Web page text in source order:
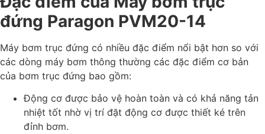
đứng Paragon PVM20-14
Máy bơm trục đứng có nhiều đặc điểm nổi bật hơn so với
các dòng máy bơm thông thường các đặc điểm cơ bản
của bơm trục đứng bao gồm:
Động cơ được bảo vệ hoàn toàn và có khả năng tản
nhiệt tốt nhờ vị trí đặt động cơ được thiết ké trên
đỉnh bơm.